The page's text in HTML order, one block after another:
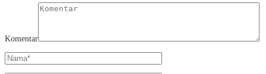
Komentar